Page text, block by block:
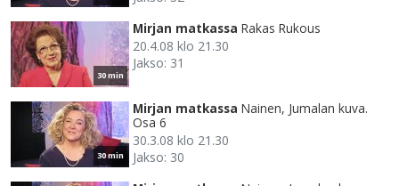
30 min
Mirjan matkassa Rakas Rukous
20.4.08 klo 21.30
Jakso: 31
30 min
Mirjan matkassa Nainen, Jumalan kuva.
Osa 6
30.3.08 klo 21.30
Jakso: 30